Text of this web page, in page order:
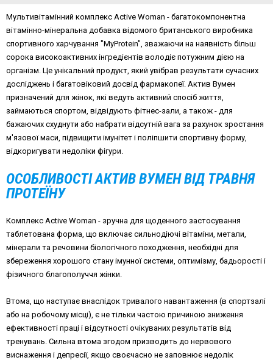
Мультивітамінний комплекс Active Woman - багатокомпонентна
вітамінно-мінеральна добавка відомого британського виробника
спортивного харчування "MyProtein", зважаючи на наявність більш
сорока високоактивних інгредієнтів володіє потужним дією на
організм. Це унікальний продукт, який увібрав результати сучасних
досліджень і багатовіковий досвід фармакопеї. Актив Вумен
призначений для жінок, які ведуть активний спосіб життя,
займаються спортом, відвідують фітнес-зали, а також - для
бажаючих схуднути або набрати відсутній вага за рахунок зростання
м'язової маси, підвищити імунітет і поліпшити спортивну форму,
відкоригувати недоліки фігури.
ОСОБЛИВОСТІ АКТИВ ВУМЕН ВІД ТРАВНЯ
ПРОТЕЇНУ
Комплекс Active Woman - зручна для щоденного застосування
таблетована форма, що включає сильнодіючі вітаміни, метали,
мінерали та речовини біологічного походження, необхідні для
збереження хорошого стану імунної системи, оптимізму, бадьорості і
фізичного благополуччя жінки.
Втома, що наступає внаслідок тривалого навантаження (в спортзалі
або на робочому місці), є не тільки частою причиною зниження
ефективності праці і відсутності очікуваних результатів від
тренувань. Сильна втома згодом призводить до нервового
виснаження і депресії, якщо своєчасно не заповнює недолік